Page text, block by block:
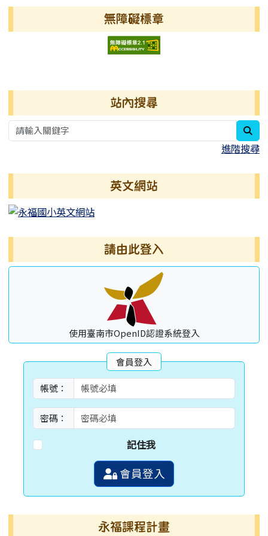
無障礙標章
站內搜尋
進階搜尋
英文網站
請由此登入
使用臺南市OpenID認證系統登入
會員登入
帳號：
密碼：
記住我
會員登入
永福課程計畫